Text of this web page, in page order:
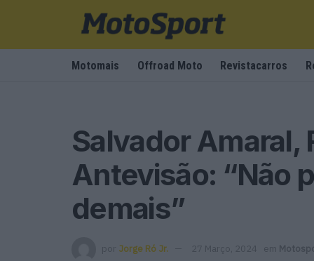
Motomais Offroad Moto Revistacarros
Salvador Amaral,
Antevisão: “Não
demais”
por Jorge Ró Jr. 27 Março, 2024 em